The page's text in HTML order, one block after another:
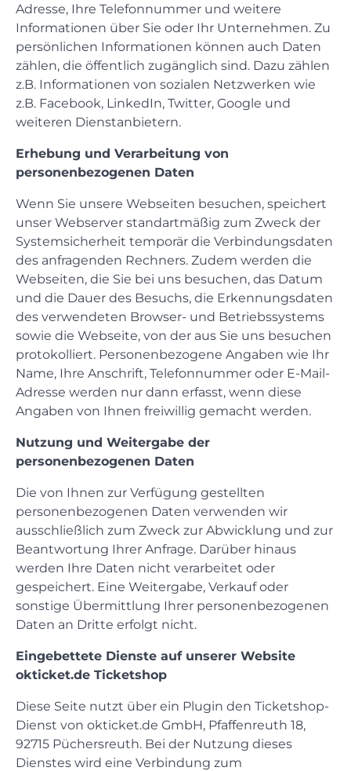
Adresse, Ihre Telefonnummer und weitere
Informationen über Sie oder Ihr Unternehmen. Zu
persönlichen Informationen können auch Daten
zählen, die öffentlich zugänglich sind. Dazu zählen
z.B. Informationen von sozialen Netzwerken wie
z.B. Facebook, LinkedIn, Twitter, Google und
weiteren Dienstanbietern.
Erhebung und Verarbeitung von
personenbezogenen Daten
Wenn Sie unsere Webseiten besuchen, speichert
unser Webserver standartmäßig zum Zweck der
Systemsicherheit temporär die Verbindungsdaten
des anfragenden Rechners. Zudem werden die
Webseiten, die Sie bei uns besuchen, das Datum
und die Dauer des Besuchs, die Erkennungsdaten
des verwendeten Browser- und Betriebssystems
sowie die Webseite, von der aus Sie uns besuchen
protokolliert. Personenbezogene Angaben wie Ihr
Name, Ihre Anschrift, Telefonnummer oder E-Mail-
Adresse werden nur dann erfasst, wenn diese
Angaben von Ihnen freiwillig gemacht werden.
Nutzung und Weitergabe der
personenbezogenen Daten
Die von Ihnen zur Verfügung gestellten
personenbezogenen Daten verwenden wir
ausschließlich zum Zweck zur Abwicklung und zur
Beantwortung Ihrer Anfrage. Darüber hinaus
werden Ihre Daten nicht verarbeitet oder
gespeichert. Eine Weitergabe, Verkauf oder
sonstige Übermittlung Ihrer personenbezogenen
Daten an Dritte erfolgt nicht.
Eingebettete Dienste auf unserer Website
okticket.de Ticketshop
Diese Seite nutzt über ein Plugin den Ticketshop-
Dienst von okticket.de GmbH, Pfaffenreuth 18,
92715 Püchersreuth. Bei der Nutzung dieses
Dienstes wird eine Verbindung zum